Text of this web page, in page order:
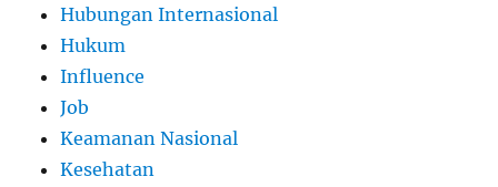
Hubungan Internasional
Hukum
Influence
Job
Keamanan Nasional
Kesehatan